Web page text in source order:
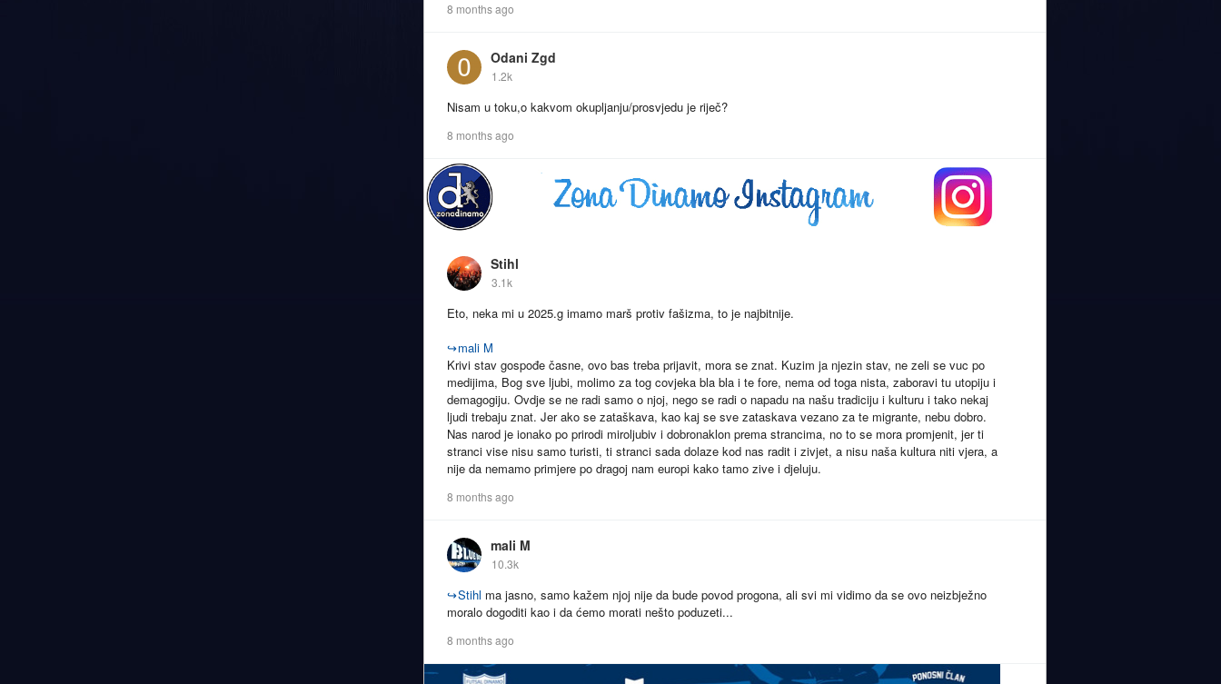
8 months ago
Odani Zgd
1.2k
Nisam u toku,o kakvom okupljanju/prosvjedu je riječ?
8 months ago
Stihl
3.1k
Eto, neka mi u 2025.g imamo marš protiv fašizma, to je najbitnije.
↪mali M
Krivi stav gospođe časne, ovo bas treba prijavit, mora se znat. Kuzim ja njezin stav, ne zeli se vuc po
medijima, Bog sve ljubi, molimo za tog covjeka bla bla i te fore, nema od toga nista, zaboravi tu utopiju i
demagogiju. Ovdje se ne radi samo o njoj, nego se radi o napadu na našu tradiciju i kulturu i tako nekaj
ljudi trebaju znat. Jer ako se zataškava, kao kaj se sve zataskava vezano za te migrante, nebu dobro.
Nas narod je ionako po prirodi miroljubiv i dobronaklon prema strancima, no to se mora promjenit, jer ti
stranci vise nisu samo turisti, ti stranci sada dolaze kod nas radit i zivjet, a nisu naša kultura niti vjera, a
nije da nemamo primjere po dragoj nam europi kako tamo zive i djeluju.
8 months ago
mali M
10.3k
↪Stihl ma jasno, samo kažem njoj nije da bude povod progona, ali svi mi vidimo da se ovo neizbježno
moralo dogoditi kao i da ćemo morati nešto poduzeti...
8 months ago